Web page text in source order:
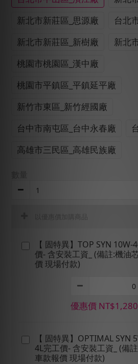
新北市新莊區_思源廠
台北
新北市新莊區_新樹廠
新北
桃園市桃園區_漢中廠
桃園市平鎮區_平鎮延平廠
新竹市東區_新竹經國廠
台中市南屯區_台中永春廠
高雄市三民區_高雄民族廠
以優惠價加購商品
【 固特異】TOP SYN
價- 含安裝工資_ (備註:機油
價 現場付款)
優惠價 NT$1,280
【 固特異】OPTIMAL SYN
4L完工價- 含安裝工資_ (備
車款報價 現場付款)